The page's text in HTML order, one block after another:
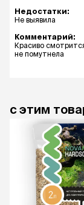
Недостатки:
Не выявила
Комментарий:
Красиво
не помутнела
с этим